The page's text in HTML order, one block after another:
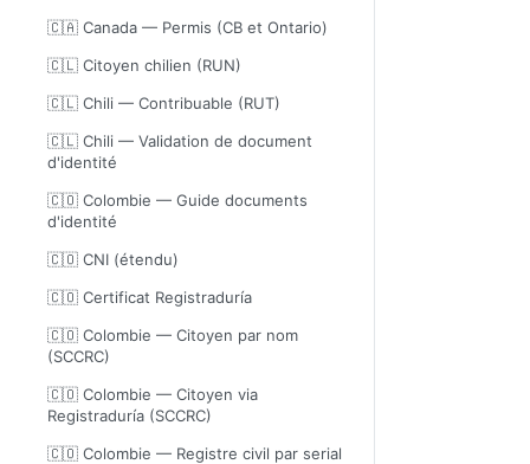
🇨🇦 Canada — Permis (CB et Ontario)
🇨🇱 Citoyen chilien (RUN)
🇨🇱 Chili — Contribuable (RUT)
🇨🇱 Chili — Validation de document
d'identité
🇨🇴 Colombie — Guide documents
d'identité
🇨🇴 CNI (étendu)
🇨🇴 Certificat Registraduría
🇨🇴 Colombie — Citoyen par nom
(SCCRC)
🇨🇴 Colombie — Citoyen via
Registraduría (SCCRC)
🇨🇴 Colombie — Registre civil par serial